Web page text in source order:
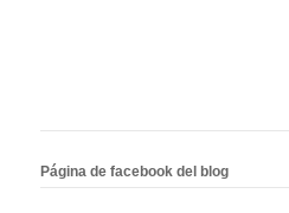
Página de facebook del blog